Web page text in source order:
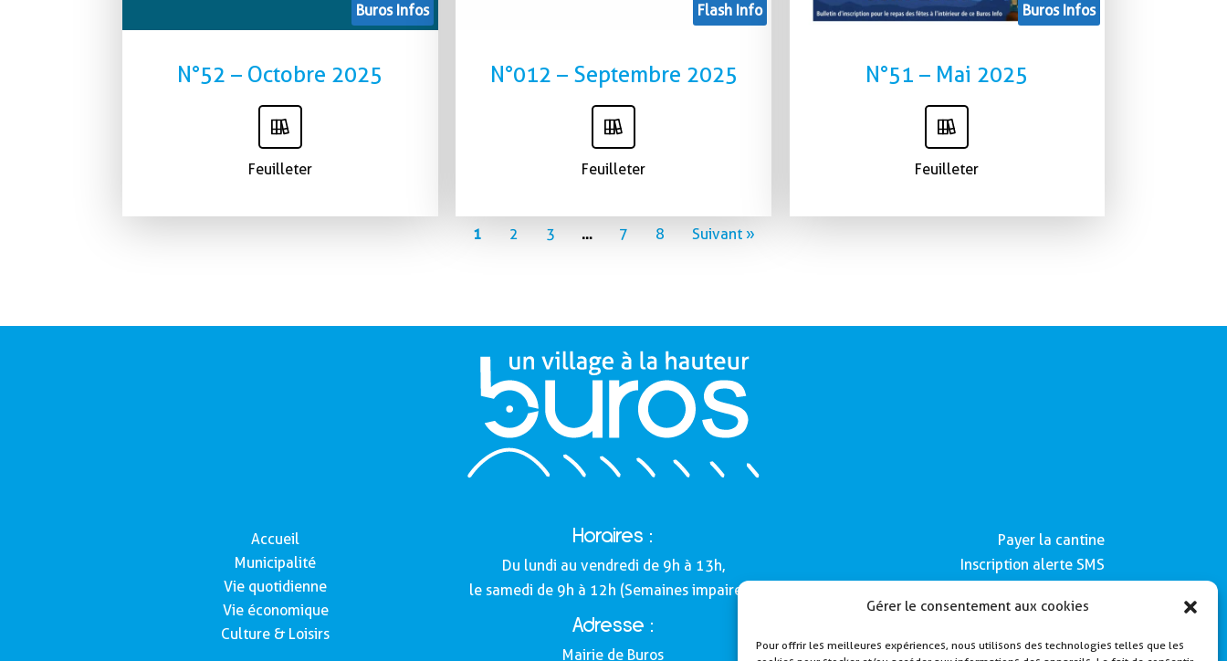
Gérer le consentement aux cookies
Pour offrir les meilleures expériences, nous utilisons des technologies telles que les
Buros Infos
N°52 – Octobre 2025
Feuilleter
Flash Info
N°012 – Septembre 2025
Feuilleter
Buros Infos
N°51 – Mai 2025
Feuilleter
1 2 3 … 7 8 Suivant »
Accueil
Municipalité
Vie quotidienne
Vie économique
Culture & Loisirs
Horaires :
Du lundi au vendredi de 9h à 13h,
le samedi de 9h à 12h (Semaines impaires).
Adresse :
Mairie de Buros
Payer la cantine
Inscription alerte SMS
Politique de Cookies